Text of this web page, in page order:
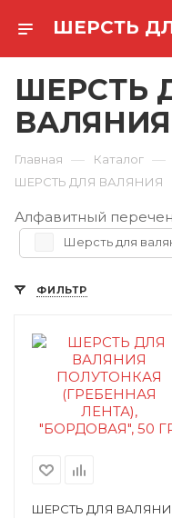
ШЕРСТЬ
ВАЛЯНИЯ
Главная — Каталог —
ШЕРСТЬ ДЛЯ ВАЛЯНИЯ
Алфавитный
Шерсть для
ФИЛЬТР
ШЕРСТЬ ДЛЯ